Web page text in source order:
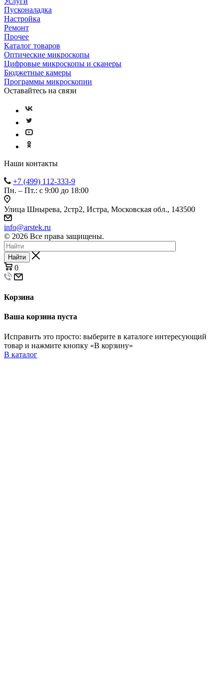
Пусконаладка
Настройка
Ремонт
Прочее
Каталог товаров
Оптические микроскопы
Цифровые микроскопы и сканеры
Бюджетные камеры
Программы микроскопии
Оставайтесь на связи
Наши контакты
+7 (499) 112-333-9
Пн. – Пт.: с 9:00 до 18:00
Улица Шнырева, 2стр2, Истра, Московская обл., 143500
info@arstek.ru
© 2026 Все права защищены.
Найти
0
Корзина
Ваша корзина пуста
Исправить это просто: выберите в каталоге интересующий
товар и нажмите кнопку «В корзину»
В каталог